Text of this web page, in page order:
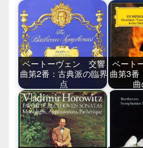
ベートーヴェン 交響
曲第2番：古典派の臨界
点
ベート
曲第3番